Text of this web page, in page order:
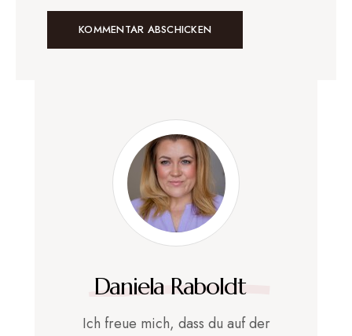
Daniela Raboldt
Ich freue mich, dass du auf der